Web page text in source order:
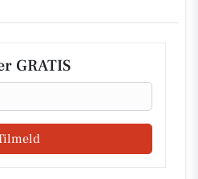
GRATIS